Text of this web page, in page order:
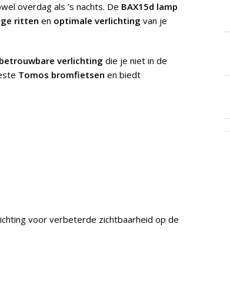
overdag als ’s nachts. De BAX15d lamp
ritten en optimale verlichting van je
betrouwbare verlichting die je niet in de
Tomos bromfietsen en biedt
voor verbeterde zichtbaarheid op de